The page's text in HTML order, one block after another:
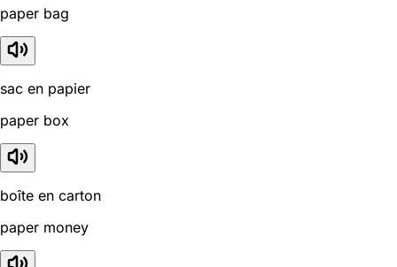
paper bag
sac en papier
paper box
boîte en carton
paper money